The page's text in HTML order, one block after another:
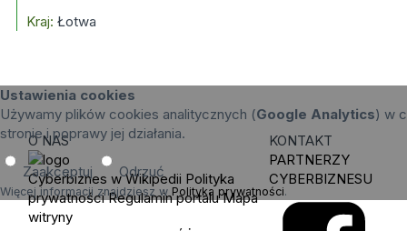
Kraj: Łotwa
Ustawienia cookies
Używamy plików cookies analitycznych (Google Analytics) w
stronie i poprawy jej działania.
Zaakceptuj Odrzuć
Więcej informacji znajdziesz w Polityka prywatności.
O NAS
Cyberbiznes w Wikipedii Polityka
prywatności Regulamin portalu Mapa
witryny
KONTAKT
PARTNERZY
CYBERBIZNESU